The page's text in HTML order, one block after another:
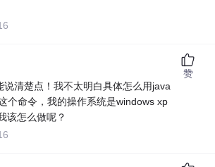
说清楚点！我不太明白具体怎么用java
个命令，我的操作系统是windows xp
该怎么做呢？
赞